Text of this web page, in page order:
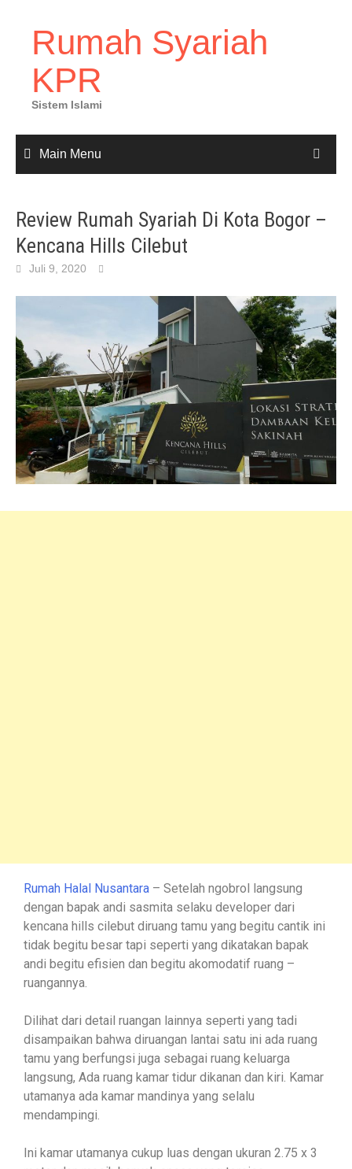
Rumah Syariah
KPR
Sistem Islami
Main Menu
Review Rumah Syariah Di Kota Bogor –
Kencana Hills Cilebut
Juli 9, 2020
Rumah Halal Nusantara – Setelah ngobrol langsung
dengan bapak andi sasmita selaku developer dari
kencana hills cilebut diruang tamu yang begitu cantik ini
tidak begitu besar tapi seperti yang dikatakan bapak
andi begitu efisien dan begitu akomodatif ruang –
ruangannya.
Dilihat dari detail ruangan lainnya seperti yang tadi
disampaikan bahwa diruangan lantai satu ini ada ruang
tamu yang berfungsi juga sebagai ruang keluarga
langsung, Ada ruang kamar tidur dikanan dan kiri. Kamar
utamanya ada kamar mandinya yang selalu
mendampingi.
Ini kamar utamanya cukup luas dengan ukuran 2.75 x 3